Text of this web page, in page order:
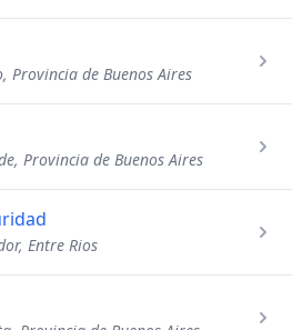
Provincia de Buenos Aires
Provincia de Buenos Aires
Entre Rios